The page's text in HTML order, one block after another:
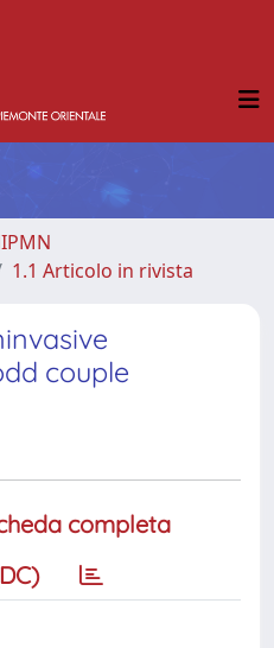
1.1 Articolo in rivista
couple
completa